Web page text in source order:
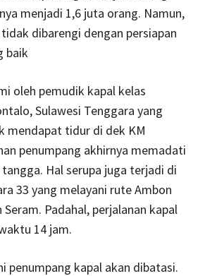
menjadi 1,6 juta orang. Namun,
dibarengi dengan persiapan
baik
oleh pemudik kapal kelas
Sulawesi Tenggara yang
mendapat tidur di dek KM
penumpang akhirnya memadati
Hal serupa juga terjadi di
33 yang melayani rute Ambon
Padahal, perjalanan kapal
14 jam.
penumpang kapal akan dibatasi.